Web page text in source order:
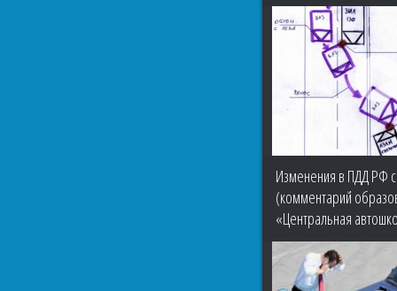
Изменения в ПДД РФ
(комментарий
«Центральная